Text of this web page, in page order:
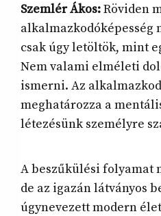
Szemlér Ákos:Röviden
alkalmazkodóképesség
csak úgy letöltök, mint
Nem valami elméleti
ismerni. Az
meghatározza a
létezésünk személyre
A beszűkülési folyamat
de az igazán látványos
úgynevezett modern